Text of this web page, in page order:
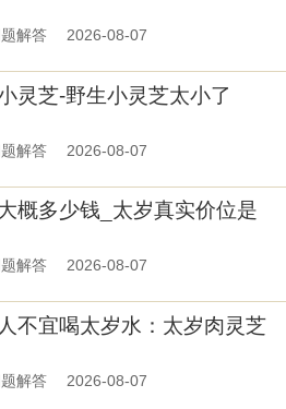
解答 2026-08-07
灵芝-野生小灵芝太小了
解答 2026-08-07
概多少钱_太岁真实价位是
解答 2026-08-07
不宜喝太岁水：太岁肉灵芝
解答 2026-08-07